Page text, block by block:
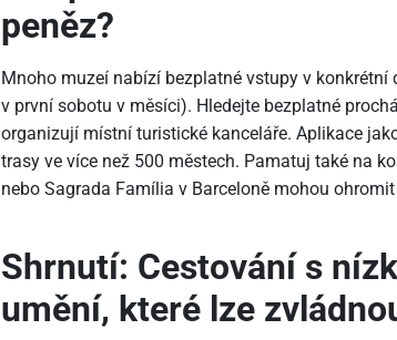
peněz?
Mnoho muzeí nabízí bezplatné vstupy v konkrétní
v první sobotu v měsíci). Hledejte bezplatné
organizují místní turistické kanceláře. Aplikace
trasy ve více než 500 městech. Pamatuj také na
nebo Sagrada Família v Barceloně mohou
Shrnutí: Cestování s
umění, které lze